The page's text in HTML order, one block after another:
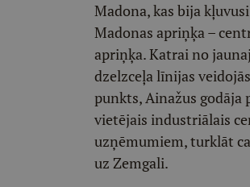
Madona, kas bija
Madonas apriņķa –
apriņķa. Katrai no
dzelzceļa līnijas
punkts, Ainažus
vietējais industriālais
uzņēmumiem, turklāt
uz Zemgali.